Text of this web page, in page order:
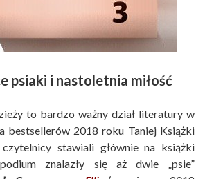
psiaki i nastoletnia miłość
to bardzo ważny dział literatury w
bestsellerów 2018 roku Taniej Książki
stawiali głównie na książki
znalazły się aż dwie „psie”